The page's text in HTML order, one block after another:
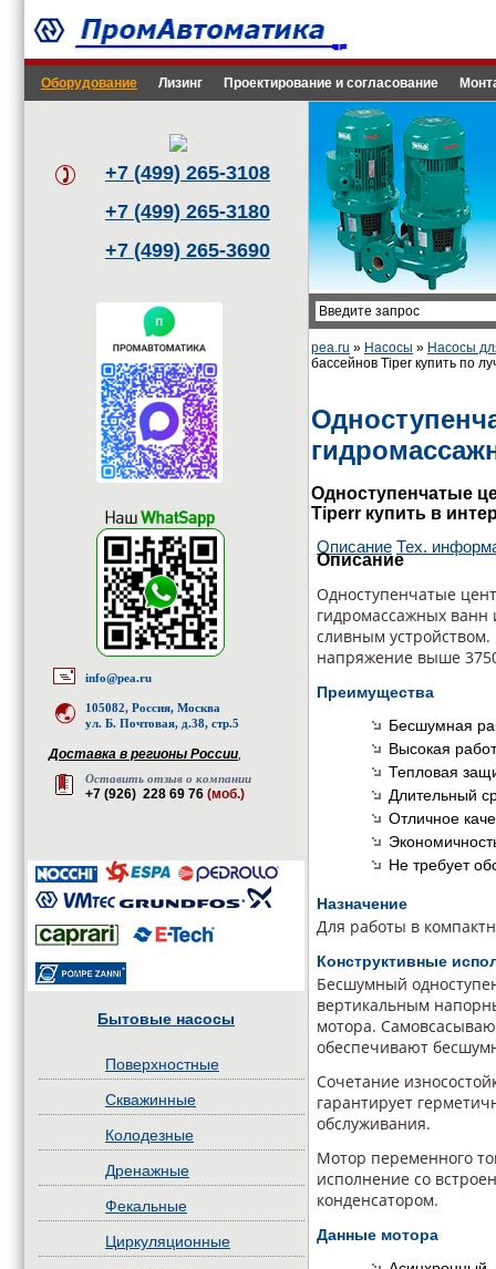
Оборудование Лизинг Проектирование и согласование
+7 (499) 265-3108
+7 (499) 265-3180
+7 (499) 265-3690
info@pea.ru
105082, Россия, Москва
ул. Б. Почтовая, д.38, стр.5
Доставка в регионы России,
Оставить отзыв о компании
+7 (926) 228 69 76 (моб.)
Бытовые насосы
Поверхностные
Скважинные
Колодезные
Дренажные
Фекальные
Циркуляционные
pea.ru » Насосы » Насосы
бассейнов Tiper купить по
Одноступенчатые
Tiperr купить в
Описание Тех.
Описание
Одноступенчатые
гидромассажных ванн
сливным
напряжение выше
Преимущества
Бесшумная
Высокая
Тепловая
Длительный
Отличное
Не требует
Назначение
Для работы в
Конструктивные
Бесшумный
вертикальным
мотора.
обеспечивают
Сочетание
гарантирует
обслуживания.
Мотор переменного
исполнение со
конденсатором.
Данные мотора